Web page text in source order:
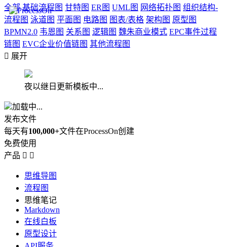
全部 基础流程图 甘特图 ER图 UML图 网络拓扑图 组织结构-
流程图 泳道图 平面图 电路图 图表/表格 架构图 原型图
BPMN2.0 韦恩图 关系图 逻辑图 魏朱商业模式 EPC事件过程
链图 EVC企业价值链图 其他流程图
 展开
夜以继日更新模板中...
加载中...
发布文件
每天有100,000+文件在ProcessOn创建
免费使用
产品  
思维导图
流程图
思维笔记
Markdown
在线白板
原型设计